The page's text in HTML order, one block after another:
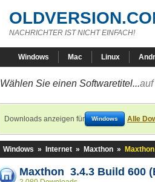
NACHRICHTER IST NICHT EINFACH!
Windows Mac Linux
Wählen Sie einen Softwaretitel...
Downloads anzeigen für Windows Alle
Windows » Internet » Maxthon »
Maxthon 3.4.3 Build 600